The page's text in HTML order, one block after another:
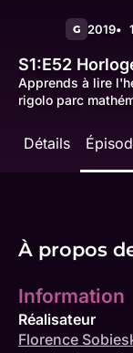
G 2019
S1:E52
Apprends à lire
rigolo parc
Détails
À propos
Information
Réalisateur
Florence